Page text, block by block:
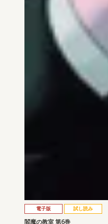
電子版 試し読み
閻魔の教室 第6巻